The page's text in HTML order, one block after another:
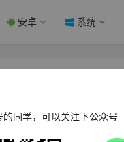
安卓 系统
起无效宣告请
的同学，可以关注下公众号